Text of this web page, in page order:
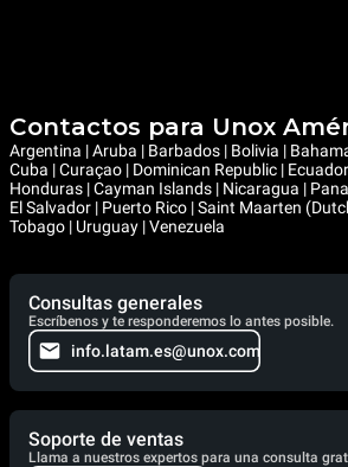
Contactos para Unox
Argentina | Aruba | Barbados | Bolivia |
Cuba | Curaçao | Dominican Republic |
Honduras | Cayman Islands | Nicaragua |
El Salvador | Puerto Rico | Saint Maarten
Tobago | Uruguay | Venezuela
Consultas generales
Escríbenos y te responderemos lo antes posible.
info.latam.es@unox.com
Soporte de ventas
Llama a nuestros expertos para una consulta